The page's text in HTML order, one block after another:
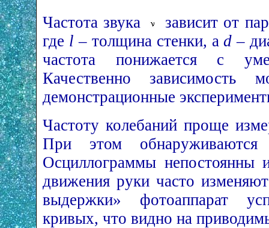
Частота звука
зависит от
где l – толщина стенки, аd –
частота понижается с
Качественно зависимость
демонстрационные
Частоту колебаний проще
При этом обнаруживаются
Осциллограммы непостоянны
движения руки часто
выдержки» фотоаппарат
кривых, что видно на